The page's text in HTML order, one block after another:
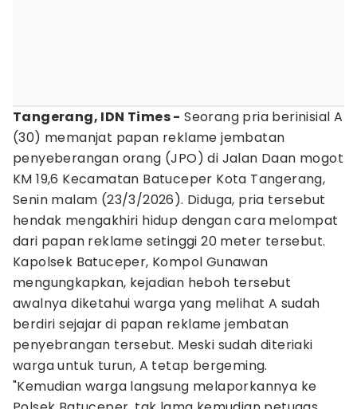
Tangerang, IDN Times - Seorang pria berinisial A
(30) memanjat papan reklame jembatan
penyeberangan orang (JPO) di Jalan Daan mogot
KM 19,6 Kecamatan Batuceper Kota Tangerang,
Senin malam (23/3/2026). Diduga, pria tersebut
hendak mengakhiri hidup dengan cara melompat
dari papan reklame setinggi 20 meter tersebut.
Kapolsek Batuceper, Kompol Gunawan
mengungkapkan, kejadian heboh tersebut
awalnya diketahui warga yang melihat A sudah
berdiri sejajar di papan reklame jembatan
penyebrangan tersebut. Meski sudah diteriaki
warga untuk turun, A tetap bergeming.
"Kemudian warga langsung melaporkannya ke